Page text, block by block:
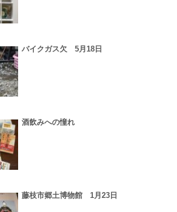
バイクガス欠 5月18日
酒飲みへの憧れ
藤枝市郷土博物館 1月23日